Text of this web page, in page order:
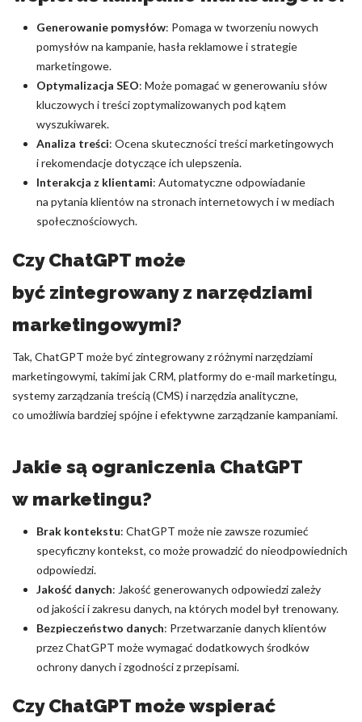
Generowanie pomysłów: Pomaga w tworzeniu nowych
pomysłów na kampanie, hasła reklamowe i strategie
marketingowe.
Optymalizacja SEO: Może pomagać w generowaniu słów
kluczowych i treści zoptymalizowanych pod kątem
wyszukiwarek.
Analiza treści: Ocena skuteczności treści marketingowych
i rekomendacje dotyczące ich ulepszenia.
Interakcja z klientami: Automatyczne odpowiadanie
na pytania klientów na stronach internetowych i w mediach
społecznościowych.
Czy ChatGPT może
być zintegrowany z narzędziami
marketingowymi?
Tak, ChatGPT może być zintegrowany z różnymi narzędziami
marketingowymi, takimi jak CRM, platformy do e-mail marketingu,
systemy zarządzania treścią (CMS) i narzędzia analityczne,
co umożliwia bardziej spójne i efektywne zarządzanie kampaniami.
Jakie są ograniczenia ChatGPT
w marketingu?
Brak kontekstu: ChatGPT może nie zawsze rozumieć
specyficzny kontekst, co może prowadzić do nieodpowiednich
odpowiedzi.
Jakość danych: Jakość generowanych odpowiedzi zależy
od jakości i zakresu danych, na których model był trenowany.
Bezpieczeństwo danych: Przetwarzanie danych klientów
przez ChatGPT może wymagać dodatkowych środków
ochrony danych i zgodności z przepisami.
Czy ChatGPT może wspierać